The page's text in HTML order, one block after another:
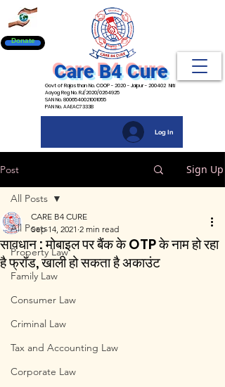
Donate
Care B4 Cure
Govt of Rajasthan No. COOP - 2020 - Jaipur - 200402 Niti
Aayog Reg No. RJ/2020/0264925
SAN No. 8006540021001055
PAN No. AAEAC7333B
Log In
Post Sign Up
All Posts
Property Law
Family Law
Consumer Law
Criminal Law
Tax and Accounting Law
Corporate Law
All Posts
सावधान : मोबाइल पर बैंक के OTP के नाम हो रहा
है फ्रॉड, खाली हो सकता है अकाउंट
CARE B4 CURE
Sep 14, 2021 2 min read